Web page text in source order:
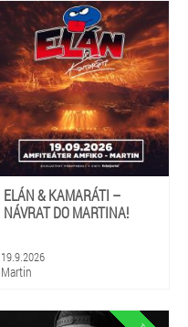
Bystrica, Žilina
ELÁN & KAMARÁTI –
NÁVRAT DO MARTINA!
19.9.2026
Martin